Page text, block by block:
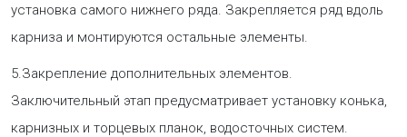
установка самого нижнего ряда. Закрепляется ряд вдоль
карниза и монтируются остальные элементы.
5.Закрепление дополнительных элементов.
Заключительный этап предусматривает установку конька,
карнизных и торцевых планок, водосточных систем.